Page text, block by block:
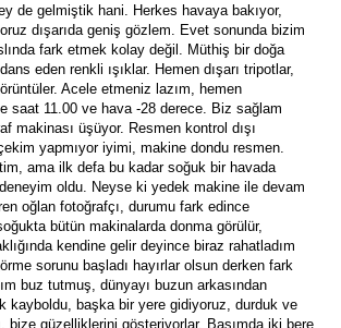
de gelmiştik hani. Herkes havaya bakıyor,
dışarıda geniş gözlem. Evet sonunda bizim
fark etmek kolay değil. Müthiş bir doğa
eden renkli ışıklar. Hemen dışarı tripotlar,
Acele etmeniz lazım, hemen
saat 11.00 ve hava -28 derece. Biz sağlam
makinası üşüyor. Resmen kontrol dışı
yapmıyor iyimi, makine dondu resmen.
ama ilk defa bu kadar soğuk bir havada
oldu. Neyse ki yedek makine ile devam
oğlan fotoğrafçı, durumu fark edince
bütün makinalarda donma görülür,
kendine gelir deyince biraz rahatladım
sorunu başladı hayırlar olsun derken fark
buz tutmuş, dünyayı buzun arkasından
kayboldu, başka bir yere gidiyoruz, durduk ve
bize güzelliklerini gösteriyorlar. Başımda iki bere